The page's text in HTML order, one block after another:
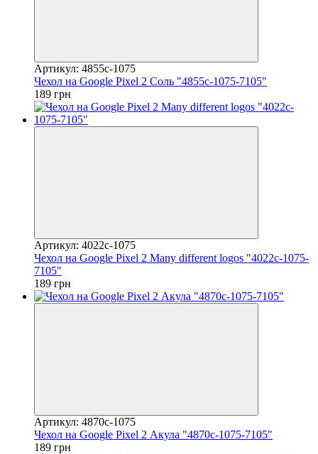
Артикул: 4855c-1075
Чехол на Google Pixel 2 Соль "4855c-1075-7105"
189 грн
Артикул: 4022c-1075
Чехол на Google Pixel 2 Many different logos "4022c-1075-
7105"
189 грн
Артикул: 4870c-1075
Чехол на Google Pixel 2 Акула "4870c-1075-7105"
189 грн